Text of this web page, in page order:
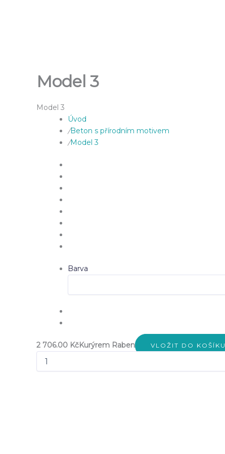
Model 3
Model 3
Úvod
/Beton s přírodním motivem
/Model 3
Barva
2 706.00 KčKurýrem Raben VLOŽIT DO KOŠÍKU